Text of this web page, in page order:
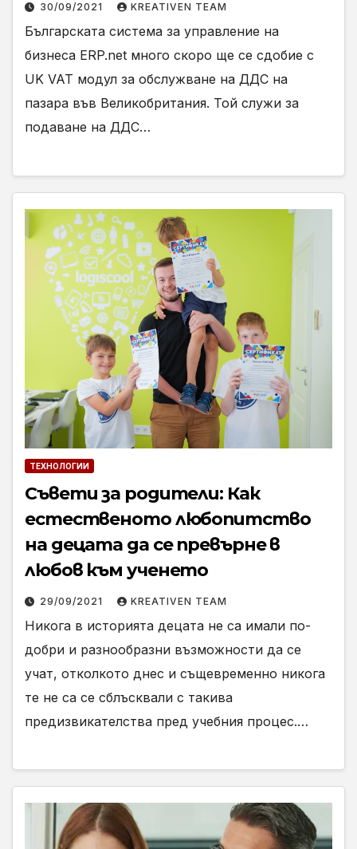
30/09/2021 KREATIVEN TEAM
Българската система за управление на
бизнеса ERP.net много скоро ще се сдобие с
UK VAT модул за обслужване на ДДС на
пазара във Великобритания. Той служи за
подаване на ДДС…
ТЕХНОЛОГИИ
Съвети за родители: Как
естественото любопитство
на децата да се превърне в
любов към ученето
29/09/2021 KREATIVEN TEAM
Никога в историята децата не са имали по-
добри и разнообразни възможности да се
учат, отколкото днес и същевременно никога
те не са се сблъсквали с такива
предизвикателства пред учебния процес.…